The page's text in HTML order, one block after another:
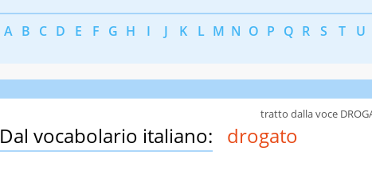
A B C D E F G H I J K L M N O P Q R S T U
Dal vocabolario italiano: drogato
tratto dalla voce